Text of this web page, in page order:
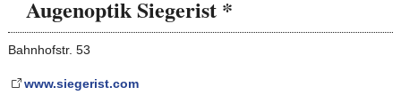
Augenoptik Siegerist *
Bahnhofstr. 53
www.siegerist.com